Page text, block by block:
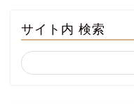
サイト内 検索